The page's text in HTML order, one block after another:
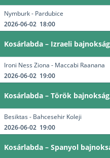
Nymburk - Pardubice
2026-06-02 18:00
Kosárlabda – Izraeli
Ironi Ness Ziona - Maccabi Raanana
2026-06-02 19:00
Kosárlabda – Török
Besiktas - Bahcesehir Koleji
2026-06-02 19:00
Kosárlabda – Spanyol